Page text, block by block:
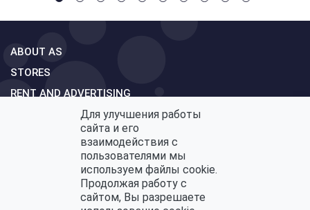
ABOUT AS
STORES
RENT AND ADVERTISING
Для улучшения работы
сайта и его
взаимодействия с
пользователями мы
используем файлы cookie.
Продолжая работу с
сайтом, Вы разрешаете